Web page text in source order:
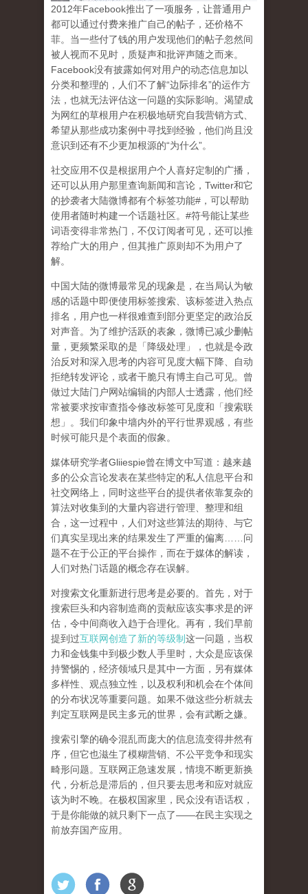
2012年Facebook推出了一项服务，让普通用户
都可以通过付费来推广自己的帖子，还价格不
菲。当一些付了钱的用户发现他们的帖子忽然间
被人视而不见时，质疑声和批评声随之而来。
Facebook没有披露如何对用户的动态信息加以
分类和整理的，人们不了解“边际排名”的运作方
法，也就无法评估这一问题的实际影响。渴望成
为网红的草根用户在积极地研究自我营销方式、
希望从那些成功案例中寻找到经验，他们尚且没
意识到 还有不少更加根源的“为什么”。
社交应用不仅是根据用户个人喜好定制的广播，
还可以从用户那里查询新闻和言论， Twitter和它
的抄袭者大陆微博都有个标签功能# ，可以帮助
使用者随时构建一个话题社区。 #符号能让某些
词语变得非常热门，不仅订阅者可见，还可以推
荐给广大的用户，但其推广原则却不为用户了
解。
中国大陆的微博最常见的现象是，在当局认为敏
感的话题中即便使用标签搜索、该标签进入热点
排名，用户也一样很难查到部分更坚定的政治反
对声音。为了维护活跃的表象，微博已减少删帖
量，更频繁采取的是「降级处理」，也就是令政
治反对和深入思考的内容可见度大幅下降、自动
拒绝转发评论，或者干脆只有博主自己可见。曾
做过大陆门户网站编辑的内部人士透露，他们经
常被要求按审查指令修改标签可见度和「搜索联
想」。 我们印象中墙内外的平行世界观感，有些
时候可能只是个表面的假象。
媒体研究学者Gliiespie曾在博文中写道：越来越
多的公众言论发表在某些特定的私人信息平台和
社交网络上，同时这些平台的提供者依靠复杂的
算法对收集到的大量内容进行管理、整理和组
合，这一过程中，人们对这些算法的期待、与它
们真实呈现出来的结果发生了严重的偏离
问
题不在于公正的平台操作，而在于媒体的解读，
人们对热门话题的概念存在误解。
对搜索文化重新进行思考是必要的。首先，对于
搜索巨头和内容制造商的贡献应该实事求是的评
估，令中间商收入趋于合理化。再有，我们早前
提到过互联网创造了新的等级制这一问题，当权
力和金钱集中到极少数人手里时，大众是应该保
持警惕的，经济领域只是其中一方面，另有媒体
多样性、观点独立性，以及权利和机会在个体间
的分布状况等重要问题。 如果不做这些分析就去
判定互联网是民主多元的世界，会有武断之嫌。
搜索引擎的确令混乱而庞大的信息流变得井然有
序，但它也滋生了模糊营销、不公平竞争和现实
畸形问题。互联网正急速发展，情境不断更新换
代，分析总是滞后的，但只要去思考和应对就应
该为时不晚。在极权国家里，民众没有语话权，
于是你能做的就只剩下一点了——在民主实现之
前放弃国产应用 。